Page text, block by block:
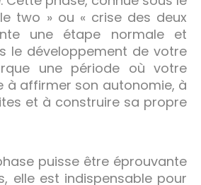
two » ou « crise des deux
une étape normale et
le développement de votre
une période où votre
à affirmer son autonomie, à
et à construire sa propre
puisse être éprouvante
elle est indispensable pour